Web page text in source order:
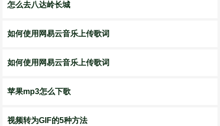
怎么去八达岭长城
如何使用网易云音乐上传歌词
如何使用网易云音乐上传歌词
苹果mp3怎么下歌
视频转为GIF的5种方法